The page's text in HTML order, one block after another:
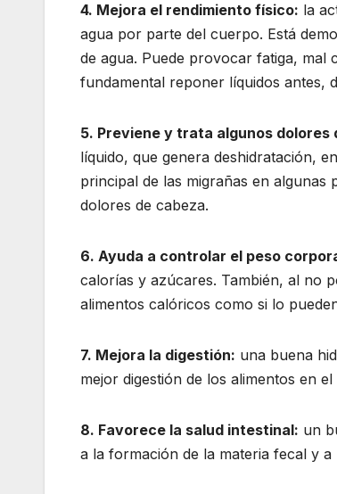
4. Mejora el rendimiento físico: la
agua por parte del cuerpo. Está
de agua. Puede provocar fatiga,
fundamental reponer líquidos antes,
5. Previene y trata algunos dolores
líquido, que genera deshidratación,
principal de las migrañas en
dolores de cabeza.
6. Ayuda a controlar el peso
calorías y azúcares. También, al no
alimentos calóricos como si lo
7. Mejora la digestión: una buena
mejor digestión de los alimentos en el
8. Favorece la salud intestinal: un
a la formación de la materia fecal y a